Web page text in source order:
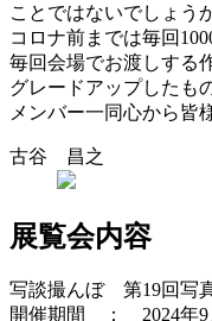
ことではないでしょう
コロナ前までは毎回
毎回会場でお渡しする
グレードアップしたも
メンバー一同心から皆
古谷 昌之
展覧会内容
写談撮んぼ 第19回写
開催期間 ： 2024年9